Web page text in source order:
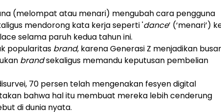
(melompat atau menari) mengubah cara pengguna
mendorong kata kerja seperti 'dance’ (‘menari’)
selama paruh kedua tahun ini.
popularitas brand, karena Generasi Z menjadikan
brandsekaligus memandu keputusan pembelian
70 persen telah mengenakan fesyen digital
bahwa hal itu membuat mereka lebih cenderung
di dunia nyata.